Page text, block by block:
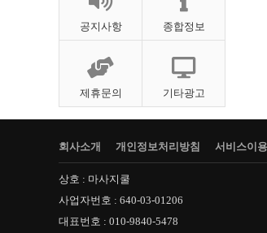
공지사항 종합정보
제휴문의 기타광고
회사소개 개인정보처리방침 서비스이
상호 : 마사지쿨
사업자번호 : 640-03-01206
대표번호 : 010-9840-5478